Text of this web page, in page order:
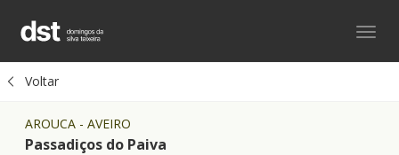
Voltar
AROUCA - AVEIRO
Passadiços do Paiva